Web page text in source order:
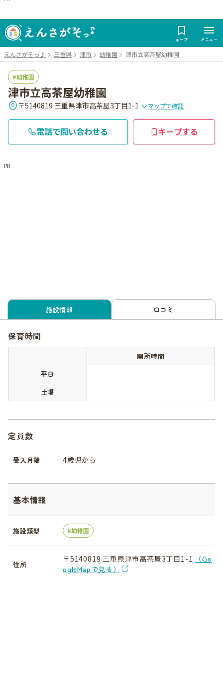
キープ メニュー
えんさがそっ♪ 三重県 津市 幼稚園 津市立高茶屋幼稚園
幼稚園
津市立高茶屋幼稚園
〒5140819 三重県津市高茶屋3丁目1-1 マップで確認
電話で問い合わせる キープする
PR
施設情報 口コミ
保育時間
開所時間
平日
-
土曜
-
定員数
受入月齢 4歳児から
基本情報
施設類型 幼稚園
住所
〒5140819 三重県津市高茶屋3丁目1-1
（Go
ogleMapで見る）